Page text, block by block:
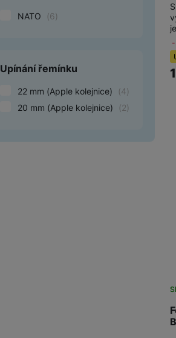
NATO (6)
Upínání řemínku
22 mm (Apple kolejnice) (4)
20 mm (Apple kolejnice)
(2)